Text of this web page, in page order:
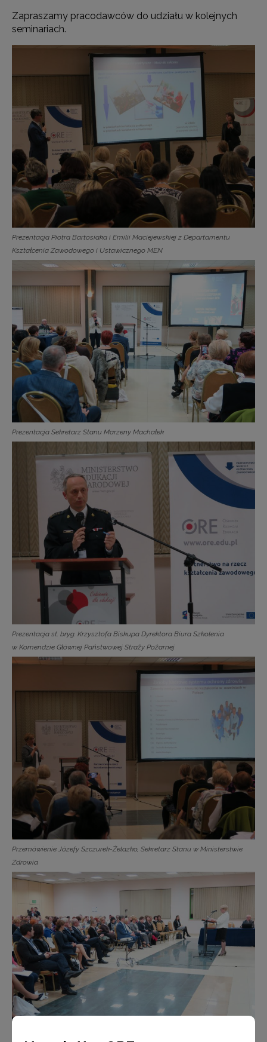
Zapraszamy pracodawców do udziału w kolejnych
seminariach.
Prezentacja Piotra Bartosiaka i Emilii Maciejewskiej z Departamentu
Kształcenia Zawodowego i Ustawicznego MEN
Prezentacja Sekretarz Stanu Marzeny Machałek
Prezentacja st. bryg. Krzysztofa Biskupa Dyrektora Biura Szkolenia
w Komendzie Głównej Państwowej Straży Pożarnej
Przemówienie Józefy Szczurek-Żelazko, Sekretarz Stanu w Ministerstwie
Zdrowia